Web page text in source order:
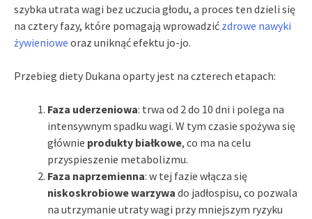
szybka utrata wagi bez uczucia głodu, a proces ten dzieli się
na cztery fazy, które pomagają wprowadzić zdrowe nawyki
żywieniowe oraz uniknąć efektu jo-jo.
Przebieg diety Dukana oparty jest na czterech etapach:
Faza uderzeniowa: trwa od 2 do 10 dni i polega na
intensywnym spadku wagi. W tym czasie spożywa się
głównie produkty białkowe, co ma na celu
przyspieszenie metabolizmu.
Faza naprzemienna: w tej fazie włącza się
niskoskrobiowe warzywa do jadłospisu, co pozwala
na utrzymanie utraty wagi przy mniejszym ryzyku